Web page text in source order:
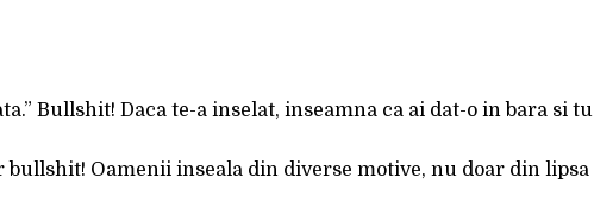
Bullshit! Daca te-a inselat, inseamna ca ai dat-o in bara si tu
bullshit! Oamenii inseala din diverse motive, nu doar din lipsa